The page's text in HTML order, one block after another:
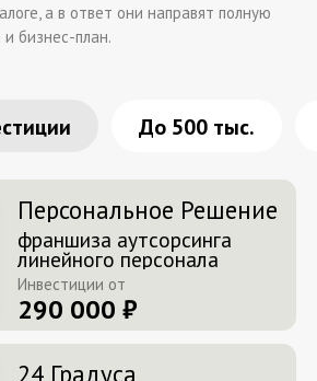
а в ответ они направят полную
бизнес-план.
До 500 тыс.
Персональное Решение
франшиза аутсорсинга
линейного персонала
Инвестиции от
290 000 ₽
24 Градуса